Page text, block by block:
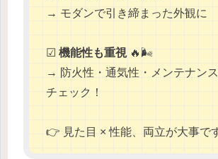
→ モダンで引き締まった外観に
☑ 機能性も重視🔥🌬
→ 防火性・通気性・メンテナン
チェック！
👉 見た目 × 性能、両立が大事で